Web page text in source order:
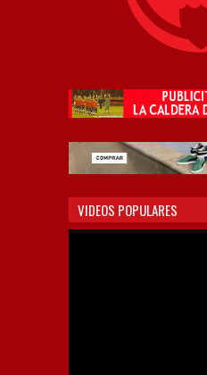
VIDEOS POPULARES